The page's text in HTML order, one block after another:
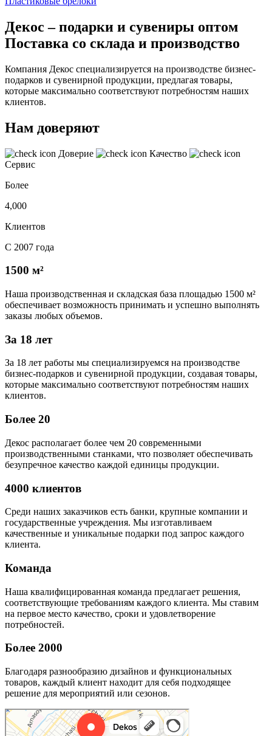
Декос – подарки и сувениры оптом
Поставка со склада и производство
Компания Декос специализируется на производстве бизнес-
подарков и сувенирной продукции, предлагая товары,
которые максимально соответствуют потребностям наших
клиентов.
Нам доверяют
Доверие
Качество
Сервис
Более
4,000
Клиентов
С 2007 года
1500 м²
Наша производственная и складская база площадью 1500 м²
обеспечивает возможность принимать и успешно выполнять
заказы любых объемов.
За 18 лет
За 18 лет работы мы специализируемся на производстве
бизнес-подарков и сувенирной продукции, создавая товары,
которые максимально соответствуют потребностям наших
клиентов.
Более 20
Декос располагает более чем 20 современными
производственными станками, что позволяет обеспечивать
безупречное качество каждой единицы продукции.
4000 клиентов
Среди наших заказчиков есть банки, крупные компании и
государственные учреждения. Мы изготавливаем
качественные и уникальные подарки под запрос каждого
клиента.
Команда
Наша квалифицированная команда предлагает решения,
соответствующие требованиям каждого клиента. Мы ставим
на первое место качество, сроки и удовлетворение
потребностей.
Более 2000
Благодаря разнообразию дизайнов и функциональных
товаров, каждый клиент находит для себя подходящее
решение для мероприятий или сезонов.